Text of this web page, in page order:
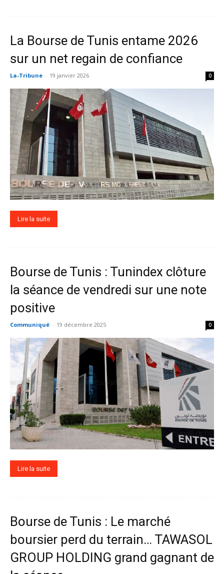
La Bourse de Tunis entame 2026
sur un net regain de confiance
La-Tribune - 19 janvier 2026 0
Lire la suite
Bourse de Tunis : Tunindex clôture
la séance de vendredi sur une note
positive
Communiqué - 19 décembre 2025 0
Lire la suite
Bourse de Tunis : Le marché
boursier perd du terrain… TAWASOL
GROUP HOLDING grand gagnant de